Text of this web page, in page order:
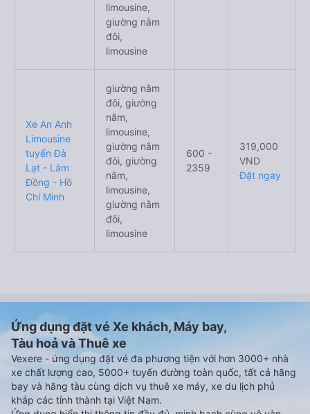
limousine,
giường nằm
đôi,
limousine
Xe An Anh
Limousine
tuyến Đà
Lạt - Lâm
Đồng - Hồ
Chí Minh
giường nằm
đôi, giường
nằm,
limousine,
giường nằm
đôi, giường
nằm,
limousine,
giường nằm
đôi,
limousine
600 -
2359
319,000
VND
Đặt ngay
Ứng dụng đặt vé Xe khách, Máy bay,
Tàu hoả và Thuê xe
Vexere - ứng dụng đặt vé đa phương tiện với hơn 3000+ nhà
xe chất lượng cao, 5000+ tuyến đường toàn quốc, tất cả hãng
bay và hãng tàu cùng dịch vụ thuê xe máy, xe du lịch phủ
khắp các tỉnh thành tại Việt Nam.